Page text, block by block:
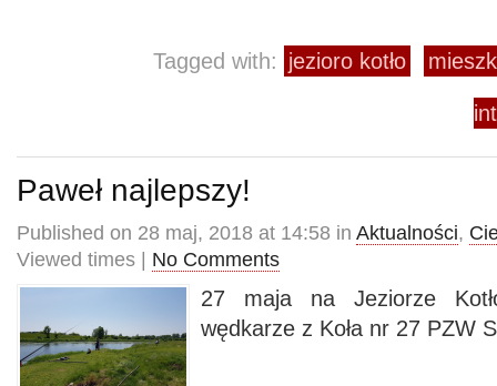
Tagged with: jezioro kotło
Paweł najlepszy!
Published on 28 maj, 2018 at 14:58 in Aktualności,
Viewed times | No Comments
27 maja na Jeziorze
wędkarze z Koła nr 27 PZW